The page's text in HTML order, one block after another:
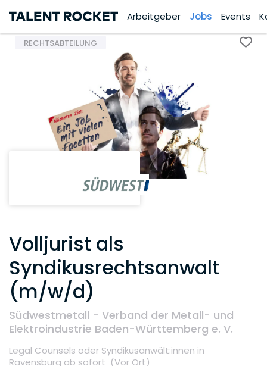
Arbeitgeber Jobs Events
RECHTSABTEILUNG
Volljurist als
Syndikusrechtsanwalt
(m/w/d)
Südwestmetall - Verband der Metall- und
Elektroindustrie Baden-Württemberg e. V.
Legal Counsels oder Syndikusanwält:innen in
Ravensburg ab sofort (Vor Ort)